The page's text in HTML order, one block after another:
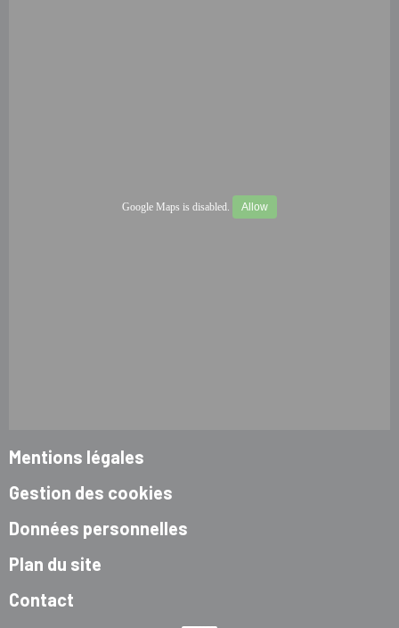
Google Maps is disabled. Allow
Mentions légales
Gestion des cookies
Données personnelles
Plan du site
Contact